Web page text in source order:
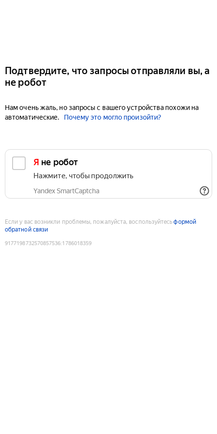
Подтвердите, что запросы отправляли вы, а
не робот
Нам очень жаль, но запросы с вашего устройства похожи на
автоматические.
Почему это могло произойти?
Я не робот
Нажмите, чтобы продолжить
Yandex SmartCaptcha
Если у вас возникли проблемы, пожалуйста, воспользуйтесьформой
обратной связи
9177198732570857536:1786018359